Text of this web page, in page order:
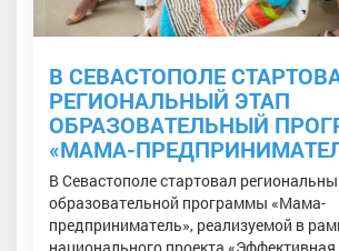
В СЕВАСТОПОЛЕ
РЕГИОНАЛЬНЫЙ ЭТАП
ОБРАЗОВАТЕЛЬНЫЙ
«МАМА-
В Севастополе стартовал
образовательной программы «Мама-
предприниматель», реализуемой в